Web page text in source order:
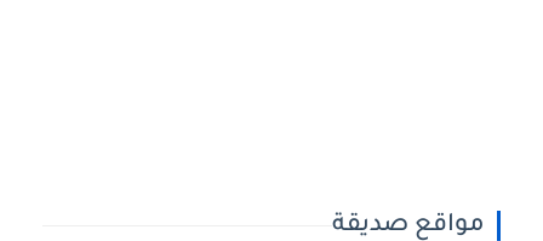
مواقع صديقة